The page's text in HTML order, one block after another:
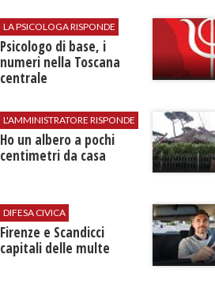
LA PSICOLOGA RISPONDE
Psicologo di base, i
numeri nella Toscana
centrale
L'AMMINISTRATORE RISPONDE
Ho un albero a pochi
centimetri da casa
DIFESA CIVICA
Firenze e Scandicci
capitali delle multe